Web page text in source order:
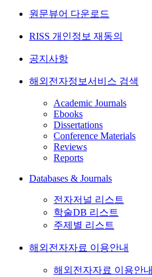
원문뷰어 다운로드
RISS 개인정보 재동의
공지사항
해외전자정보서비스 검색
Academic Journals
Ebooks
Dissertations
Conference Materials
Reviews
Reports
Databases & Journals
전자저널 리스트
학술DB 리스트
주제별 리스트
해외전자자료 이용안내
해외전자자료 이용안내